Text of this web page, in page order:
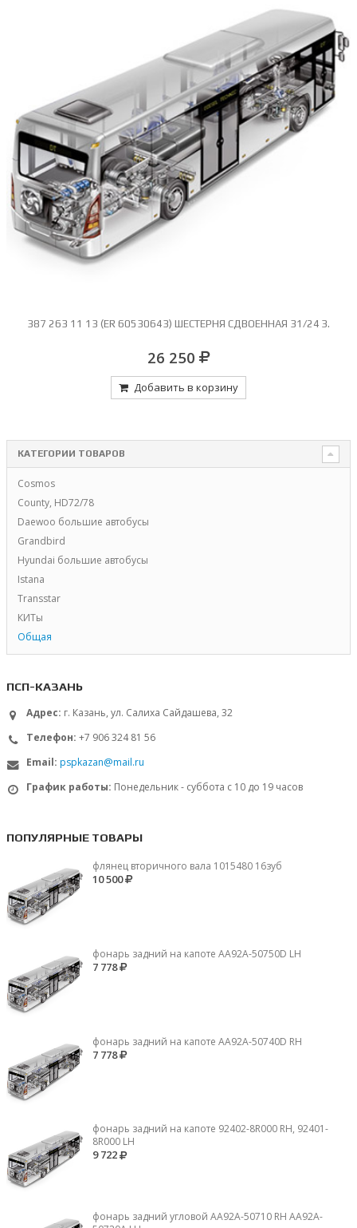
387 263 11 13 (ER 60530643) ШЕСТЕРНЯ СДВОЕННАЯ 31/24 З.
26 250
Добавить в корзину
КАТЕГОРИИ ТОВАРОВ
Cosmos
County, HD72/78
Daewoo большие автобусы
Grandbird
Hyundai большие автобусы
Istana
Transstar
КИТы
Общая
ПСП-КАЗАНЬ
Адрес: г. Казань, ул. Салиха Сайдашева, 32
Телефон: +7 906 324 81 56
Email: pspkazan@mail.ru
График работы: Понедельник - суббота с 10 до 19 часов
ПОПУЛЯРНЫЕ ТОВАРЫ
флянец вторичного вала 1015480 16зуб
10 500
фонарь задний на капоте AA92A-50750D LH
7 778
фонарь задний на капоте AA92A-50740D RH
7 778
фонарь задний на капоте 92402-8R000 RH, 92401-
8R000 LH
9 722
фонарь задний угловой AA92A-50710 RH AA92A-